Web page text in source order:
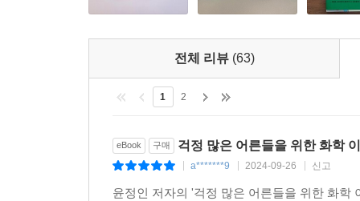
문제는 우리가 걱정해야 하는 포인트가 빗나갔다
--- p.151
생활용품을 사기 위해 돌아다니다 보면 유난히 ‘
또한 아이들의 신나는 놀잇감이자 유해성 논란이
위험을 줄이기 위한 페인트와 물감 사용 시 주의할
그래도 불안하다면 너무 저가의 장난감은 되도록
내가 쓰는 제품이 혹시 리콜 대상인지 확인해볼
3부 ‘쓸모 있는 화학’은 천연제품, 계면활성제,
가장 많이 쓰는 제품들의 원리, 제품을 안전하고
전체 리뷰 (63)
1 2
eBook 구매 걱정 많은 어른들을 위한 화학
a*******9 2024-09-26 신고
윤정인 저자의 '걱정 많은 어른들을 위한 화학